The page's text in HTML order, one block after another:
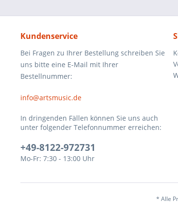
Kundenservice
Bei Fragen zu Ihrer Bestellung schreiben Sie
uns bitte eine E-Mail mit Ihrer
Bestellnummer:
info@artsmusic.de
In dringenden Fällen können Sie uns auch
unter folgender Telefonnummer erreichen:
+49-8122-972731
Mo-Fr: 7:30 - 13:00 Uhr
* Alle